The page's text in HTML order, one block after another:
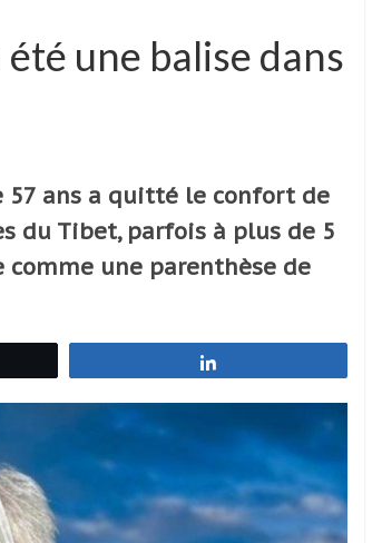
été une balise dans
57 ans a quitté le confort de
du Tibet, parfois à plus de 5
une parenthèse de